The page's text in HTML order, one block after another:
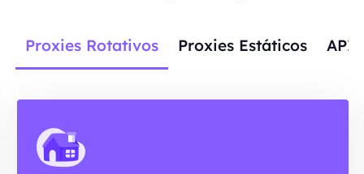
Proxies Rotativos Proxies Estáticos